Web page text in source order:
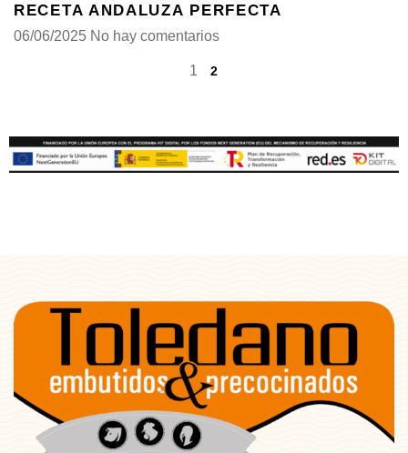
RECETA ANDALUZA PERFECTA
06/06/2025 No hay comentarios
1 2